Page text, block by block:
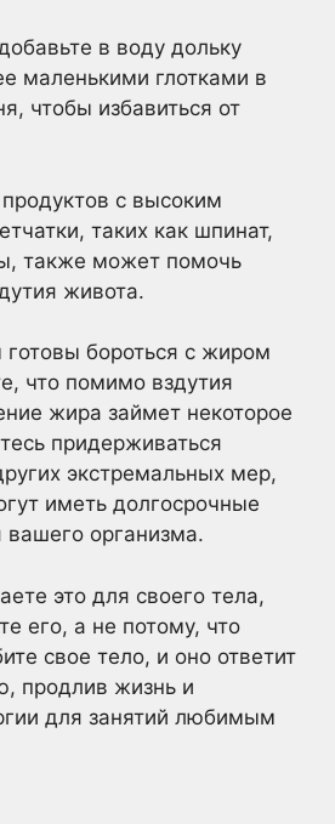
в воду дольку
маленькими глотками в
чтобы избавиться от
с высоким
таких как шпинат,
также может помочь
живота.
готовы бороться с жиром
что помимо вздутия
жира займет некоторое
придерживаться
экстремальных мер,
иметь долгосрочные
вашего организма.
это для своего тела,
его, а не потому, что
свое тело, и оно ответит
продлив жизнь и
для занятий любимым